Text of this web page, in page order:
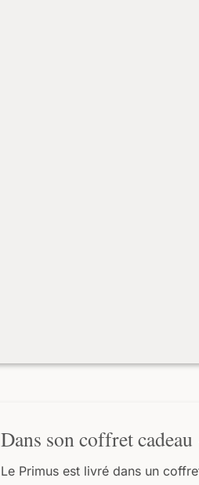
Dans son coffret
Le Primus est livré dans un